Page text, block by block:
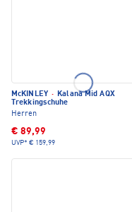
McKINLEY · Kalana Mid AQX
Trekkingschuhe
Herren
€ 89,99
UVP* € 159,99